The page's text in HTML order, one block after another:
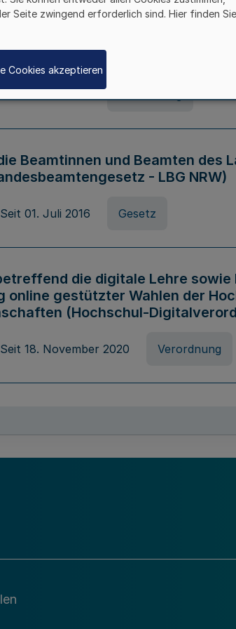
die Wirtschaftsführung der
Beamtinnen und Beamten des
- LBG NRW)
Seit 01. Juli 2016 Gesetz
die digitale Lehre
online gestützter Wahlen der
(Hochschul-
Seit 18. November 2020 Verordnung
- HAbg-VO)
Kunsthochschulen des
Seite zwingend erforderlich sind. Hier finden Sie
Cookies akzeptieren